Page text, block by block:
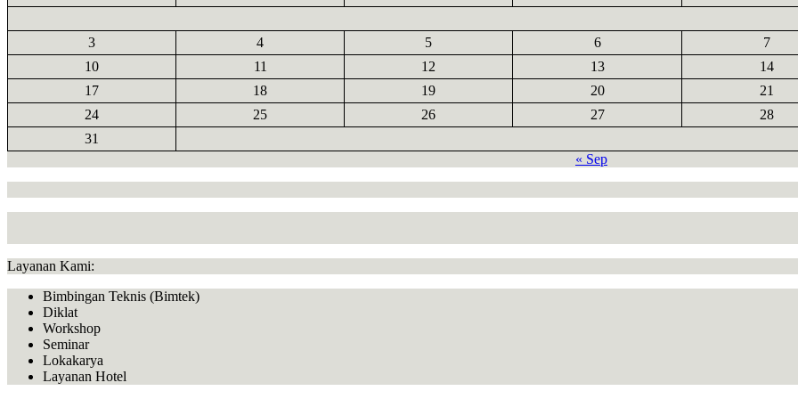
3 4 5 6
7
10
11 12 13
14
17
18 19 20
21
24
25 26 27
28
31
« Sep
Layanan Kami:
Bimbingan Teknis (Bimtek)
Diklat
Workshop
Seminar
Lokakarya
Layanan Hotel